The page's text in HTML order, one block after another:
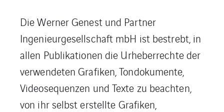
Die Werner Genest und Partner
Ingenieurgesellschaft mbH ist bestrebt, in
allen Publikationen die Urheberrechte der
verwendeten Grafiken, Tondokumente,
Videosequenzen und Texte zu beachten,
von ihr selbst erstellte Grafiken,